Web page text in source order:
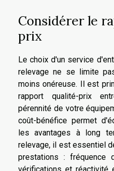
Considérer le
prix
Le choix d'un service
relevage ne se limite
moins onéreuse. Il est
rapport qualité-prix
pérennité de votre
coût-bénéfice permet
les avantages à long
relevage, il est essentiel
prestations : fréquence